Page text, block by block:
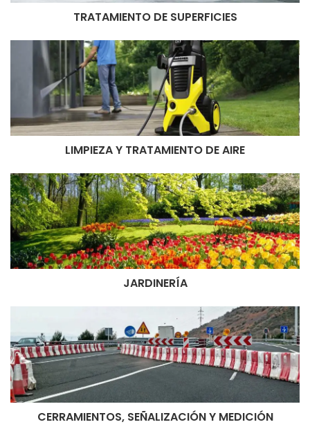
TRATAMIENTO DE SUPERFICIES
LIMPIEZA Y TRATAMIENTO DE AIRE
JARDINERÍA
CERRAMIENTOS, SEÑALIZACIÓN Y MEDICIÓN